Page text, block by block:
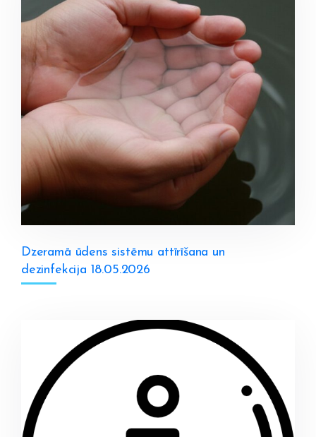
Dzeramā ūdens sistēmu attīrīšana un
dezinfekcija 18.05.2026